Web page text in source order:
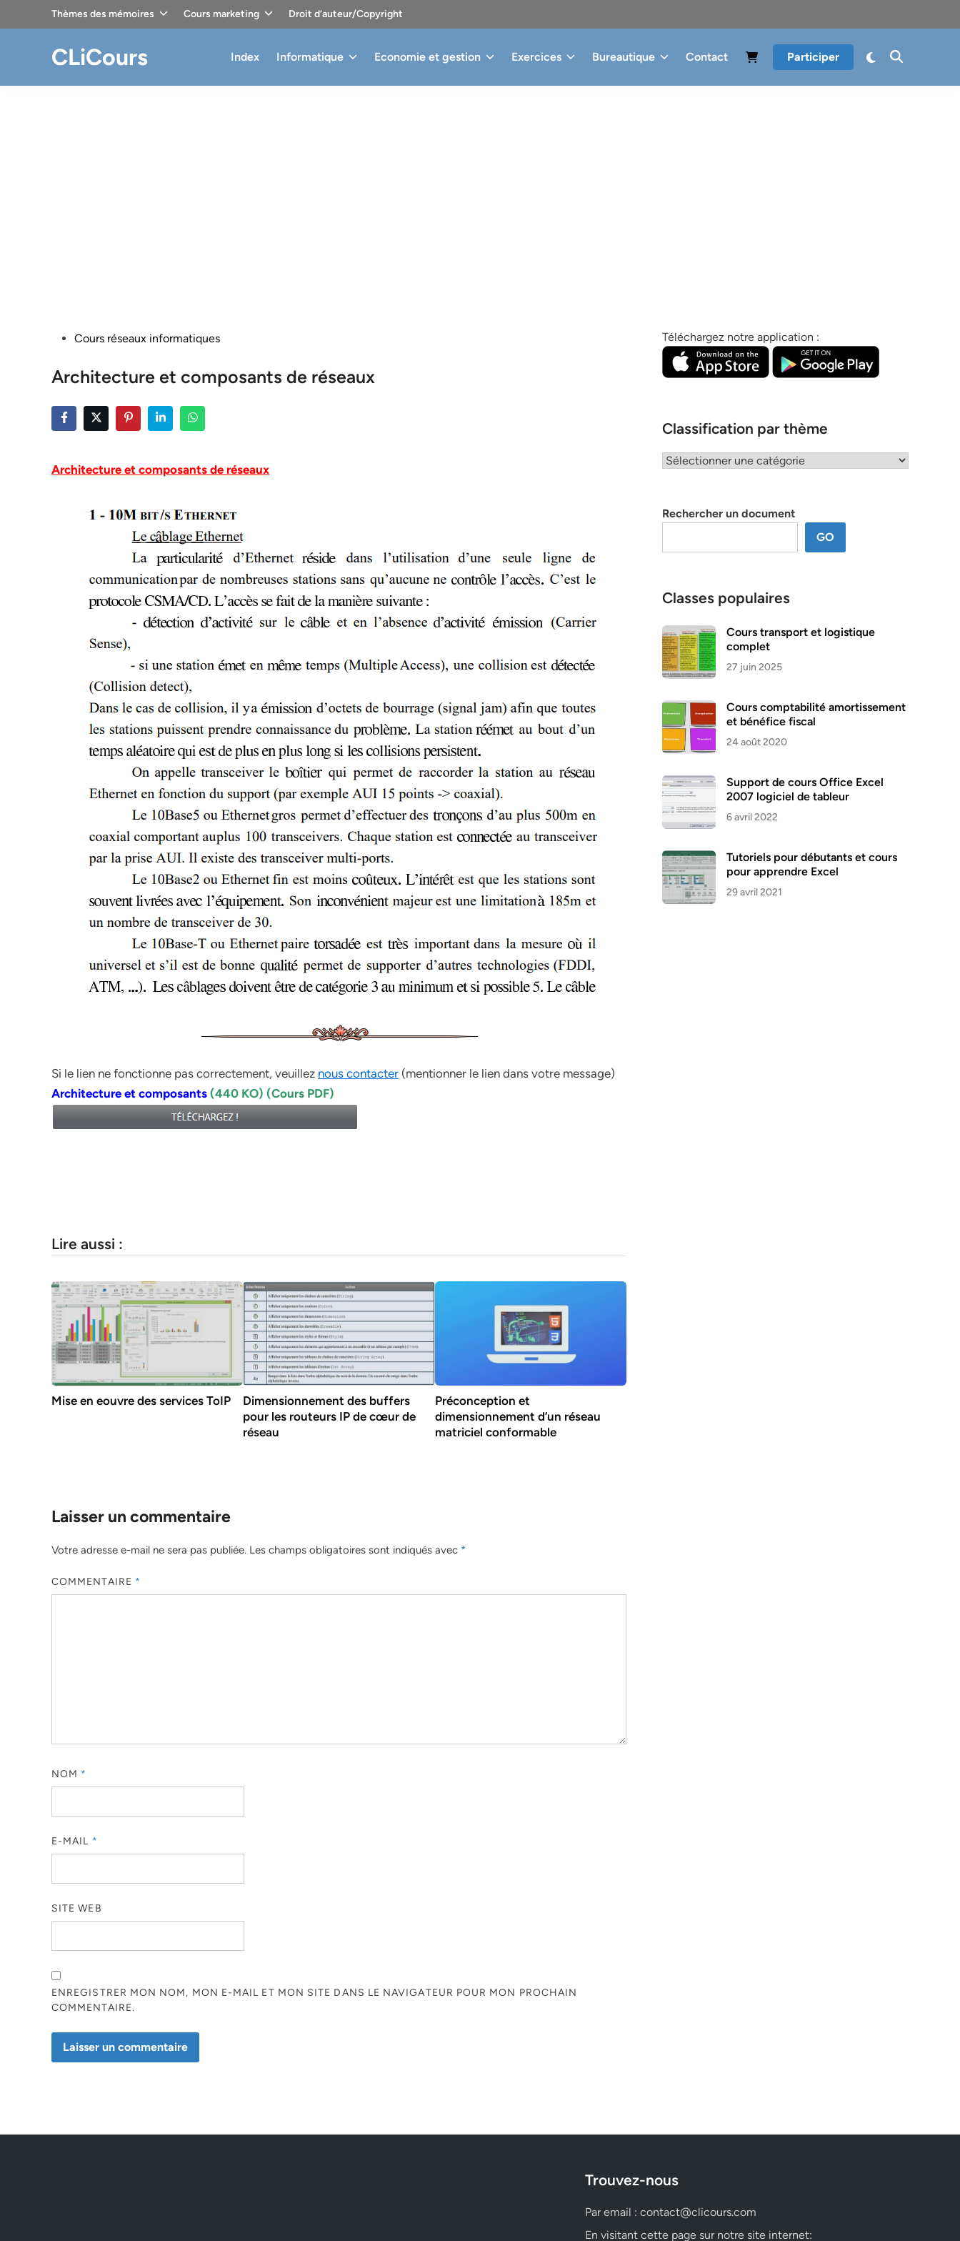
Thèmes des mémoires Cours marketing Droit d’auteur/Copyright
CLiCours Index Informatique Economie et gestion Exercices Bureautique Contact Participer
PostedCours réseaux informatiques
Architecture et composants de réseaux
Architecture et composants de réseaux
Si le lien ne fonctionne pas correctement, veuillez nous contacter (mentionner le lien dans votre message)
Architecture et composants (440 KO) (Cours PDF)
Lire aussi :
Mise en eouvre des services ToIP
Dimensionnement des buffers
pour les routeurs IP de cœur de
réseau
Préconception et
dimensionnement d’un réseau
matriciel conformable
Laisser un commentaire
Votre adresse e-mail ne sera pas publiée. Les champs obligatoires sont indiqués avec *
COMMENTAIRE *
NOM *
E-MAIL *
SITE WEB
ENREGISTRER MON NOM, MON E-MAIL ET MON SITE DANS LE NAVIGATEUR POUR MON PROCHAIN
COMMENTAIRE.
Téléchargez notre application :
Classification par thème
Classification
Rechercher un document
GO
Classes populaires
Cours transport et logistique
complet
27 juin 2025
Cours comptabilité amortissement
et bénéfice fiscal
24 août 2020
Support de cours Office Excel
2007 logiciel de tableur
6 avril 2022
Tutoriels pour débutants et cours
pour apprendre Excel
29 avril 2021
Trouvez-nous
Par email : contact@clicours.com
En visitant cette page sur notre site internet: